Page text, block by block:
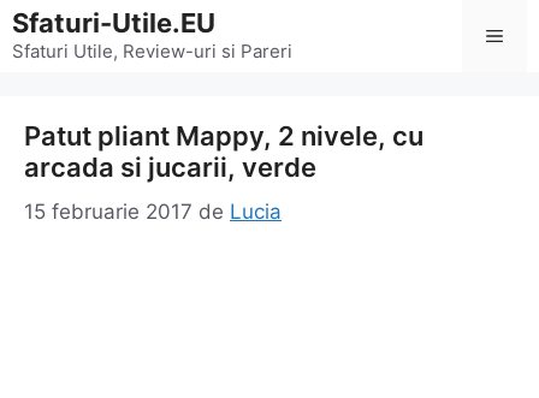
Sari
la
Sfaturi-Utile.EU
Sfaturi Utile, Review-uri si Pareri
Patut pliant Mappy, 2 nivele, cu
arcada si jucarii, verde
15 februarie 2017 de Lucia